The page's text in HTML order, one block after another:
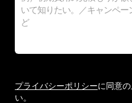
プライバシーポリシーに同意
い。